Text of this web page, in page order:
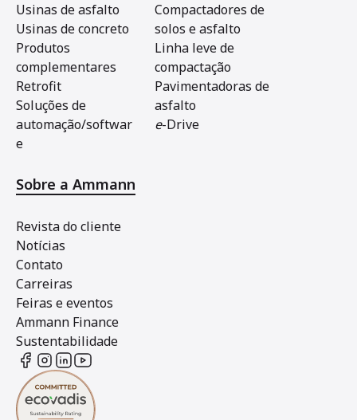
Usinas de asfalto
Usinas de concreto
Produtos
complementares
Retrofit
Soluções de
automação/softwar
e
Compactadores de
solos e asfalto
Linha leve de
compactação
Pavimentadoras de
asfalto
e-Drive
Sobre a Ammann
Revista do cliente
Notícias
Contato
Carreiras
Feiras e eventos
Ammann Finance
Sustentabilidade